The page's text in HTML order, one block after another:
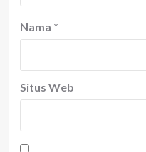
Nama *
Situs Web